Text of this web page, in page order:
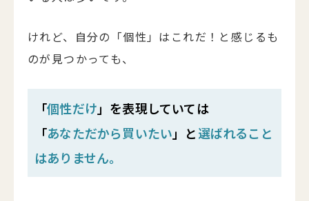
けれど、自分の「個性」はこれだ！と感じるも
のが見つかっても、
「個性だけ」を表現していては
「あなただから買いたい」と選ばれること
はありません。